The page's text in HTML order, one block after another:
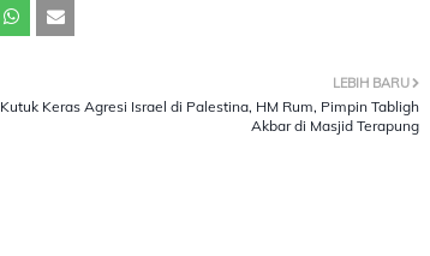
LEBIH BARU
Kutuk Keras Agresi Israel di Palestina, HM Rum, Pimpin Tabligh
Akbar di Masjid Terapung